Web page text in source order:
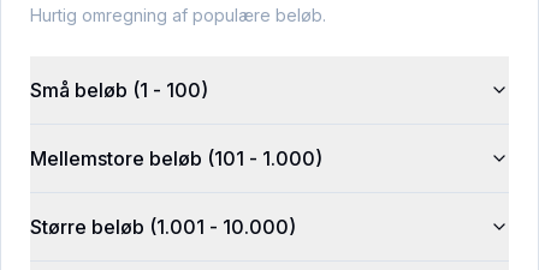
Hurtig omregning af populære beløb.
Små beløb (1 - 100)
Mellemstore beløb (101 - 1.000)
Større beløb (1.001 - 10.000)